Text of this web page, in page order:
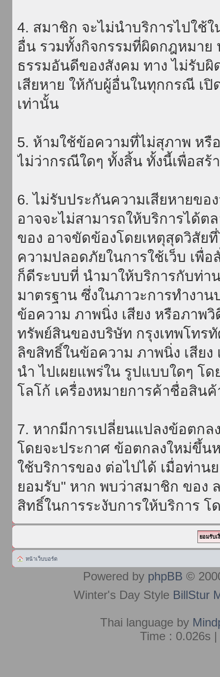
4. สมาชิก จะไม่นำบริการไปใช้
อื่น รวมทั้งกิจกรรมที่ผิดกฎหมาย
ธรรมอันดีของสังคม ทาง ไม่รับ
เสียหาย ให้กับผู้อื่นในทุกกรณี เปิ
เท่านั้น
5. ห้ามใช้ข้อความที่ไม่สุภาพ หรื
ไม่ว่ากรณีใดๆ ทั้งสิ้น ทั้งนี้เพื่อสร้
6. ไม่รับประกันความเสียหายขอ
อาจจะไม่สามารถให้บริการได้ต
ของ อาจขัดข้องโดยเหตุสุดวิสัย
ความปลอดภัยในการใช้เว็บ เพื่
ก็ดีระบบที่ นำมาให้บริการกับท่
มาตรฐาน ซึ่งในภาวะการทำงา
ข้อความ ภาพนิ่ง เสียง หรือภาพ
ทรัพย์สินของบริษัท กรุงเทพโทร
ลิขสิทธิ์ในข้อความ ภาพนิ่ง เสีย
นำ ไปเผยแพร่ใน รูปแบบใดๆ โ
โลโก้ เครื่องหมายการค้าชื่อสิน
7. หากมีการเปลี่ยนแปลงข้อตกล
โดยจะประกาศ ข้อตกลงใหม่ขึ้น
ใช้บริการของ ต่อไปได้ เมื่อท่า
ยอมรับ" หาก พบว่าสมาชิก ของ
สิทธิ์ในการระงับการให้บริการ
หน้าเว็บบอร์ด
Powered by phpBB ©
Winter's Day Style BillStur
Thai language by
Time : 0.026s